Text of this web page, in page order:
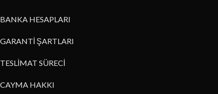
BANKA HESAPLARI
GARANTİ ŞARTLARI
TESLİMAT SÜRECİ
CAYMA HAKKI